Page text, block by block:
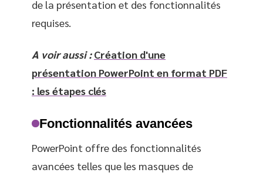
de la présentation et des fonctionnalités
requises.
A voir aussi : Création d'une
présentation PowerPoint en format PDF
: les étapes clés
Fonctionnalités avancées
PowerPoint offre des fonctionnalités
avancées telles que les masques de